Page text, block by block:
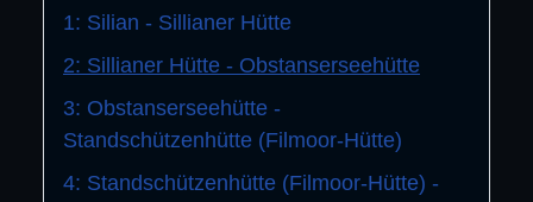
1: Silian - Sillianer Hütte
2: Sillianer Hütte - Obstanserseehütte
3: Obstanserseehütte -
Standschützenhütte (Filmoor-Hütte)
4: Standschützenhütte (Filmoor-Hütte) -